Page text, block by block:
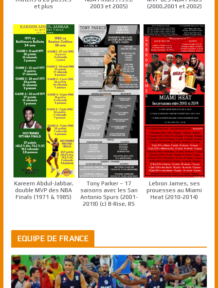
et plus
2003 et 2005)
(2000,2001 et 2002)
Kareem Abdul-Jabbar,
double MVP des NBA
Finals (1971 & 1985)
Tony Parker – 17
saisons avec les San
Antonio Spurs (2001-
2018) (c) B-Rise, RS
Lebron James, ses
prouesses au Miami
Heat (2010-2014)
EQUIPE DE FRANCE